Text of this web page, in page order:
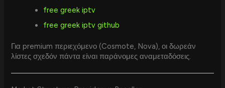
free greek iptv
free greek iptv github
Για premium περιεχόμενο (Cosmote, Nova), οι δωρεάν
λίστες σχεδόν πάντα είναι παράνομες αναμεταδόσεις.